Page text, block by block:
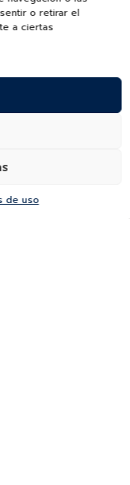
o retirar el
a ciertas
de uso